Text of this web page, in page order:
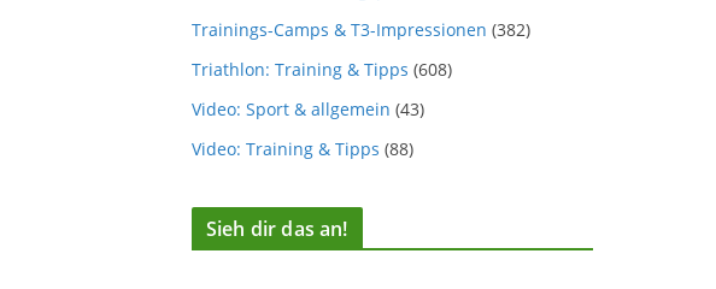
Trainings-Camps & T3-Impressionen (382)
Triathlon: Training & Tipps (608)
Video: Sport & allgemein (43)
Video: Training & Tipps (88)
Sieh dir das an!